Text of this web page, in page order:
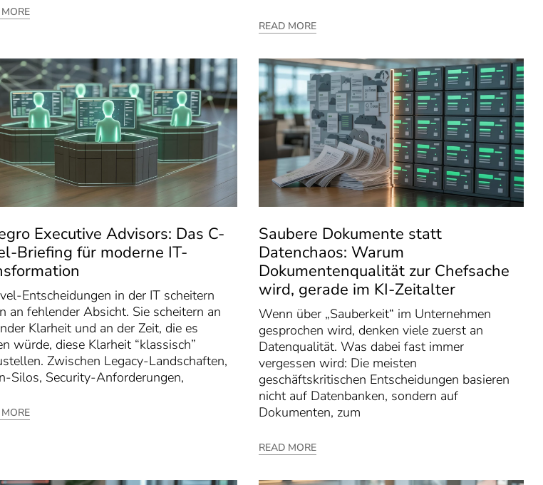
READ MORE
Executive Advisors: Das C-
Briefing für moderne IT-
Entscheidungen in der IT scheitern
an fehlender Absicht. Sie scheitern an
Klarheit und an der Zeit, die es
würde, diese Klarheit “klassisch”
Zwischen Legacy-Landschaften,
Silos, Security-Anforderungen,
Saubere Dokumente statt
Datenchaos: Warum
Dokumentenqualität zur Chefsache
wird, gerade im KI-Zeitalter
Wenn über „Sauberkeit“ im Unternehmen
gesprochen wird, denken viele zuerst an
Datenqualität. Was dabei fast immer
vergessen wird: Die meisten
geschäftskritischen Entscheidungen basieren
nicht auf Datenbanken, sondern auf
Dokumenten, zum
READ MORE